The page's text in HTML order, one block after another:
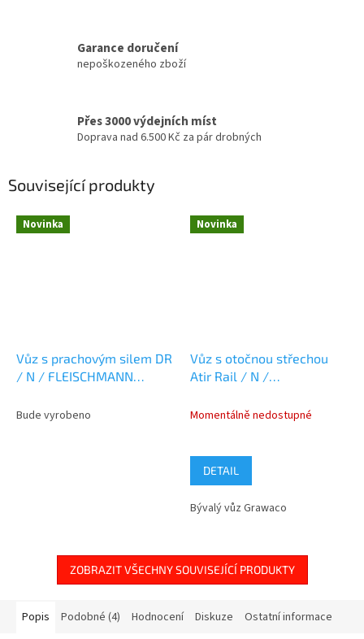
Garance doručení
nepoškozeného zboží
Přes 3000 výdejních míst
Doprava nad 6.500 Kč za pár drobných
Související produkty
Novinka
Vůz s prachovým silem DR
/ N / FLEISCHMANN
Bude vyrobeno
Novinka
Vůz s otočnou střechou
Atir Rail / N /
Momentálně nedostupné
DETAIL
Bývalý vůz Grawaco
ZOBRAZIT VŠECHNY SOUVISEJÍCÍ PRODUKTY
Popis Podobné (4) Hodnocení Diskuze Ostatní informace